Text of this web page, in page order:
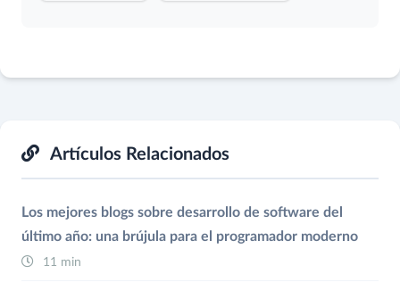
Artículos Relacionados
Los mejores blogs sobre desarrollo de software del
último año: una brújula para el programador moderno
11 min